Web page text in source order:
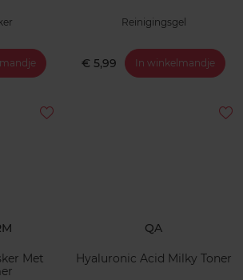
Reinigingsgel
€ 5,99 In winkelmandje
Met
QA
Hyaluronic Acid Milky Toner